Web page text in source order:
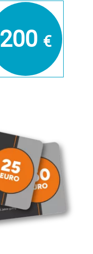
200 €